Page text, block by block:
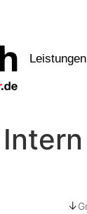
Leistungen
↓